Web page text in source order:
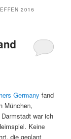
2016
Germany fand
München,
war ich
Keine
die geplant